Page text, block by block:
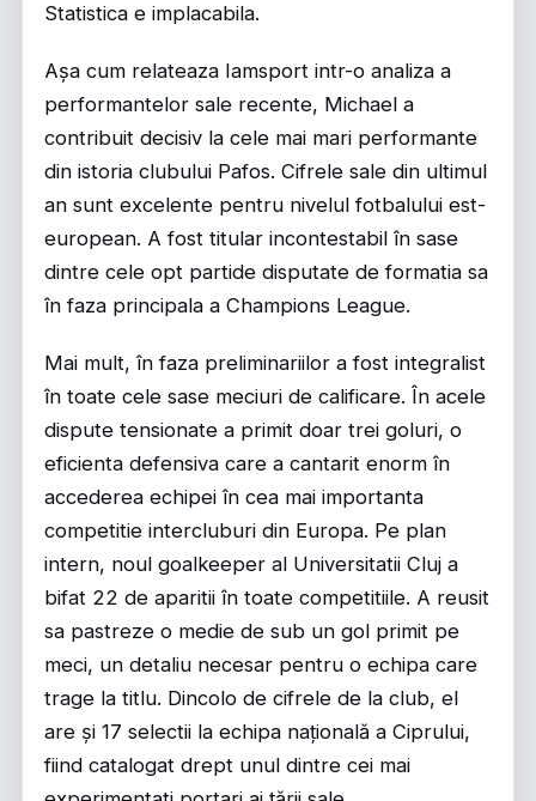
Statistica e implacabila.
Așa cum relateaza Iamsport intr-o analiza a
performantelor sale recente, Michael a
contribuit decisiv la cele mai mari performante
din istoria clubului Pafos. Cifrele sale din ultimul
an sunt excelente pentru nivelul fotbalului est-
european. A fost titular incontestabil în sase
dintre cele opt partide disputate de formatia sa
în faza principala a Champions League.
Mai mult, în faza preliminariilor a fost integralist
în toate cele sase meciuri de calificare. În acele
dispute tensionate a primit doar trei goluri, o
eficienta defensiva care a cantarit enorm în
accederea echipei în cea mai importanta
competitie intercluburi din Europa. Pe plan
intern, noul goalkeeper al Universitatii Cluj a
bifat 22 de aparitii în toate competitiile. A reusit
sa pastreze o medie de sub un gol primit pe
meci, un detaliu necesar pentru o echipa care
trage la titlu. Dincolo de cifrele de la club, el
are și 17 selectii la echipa națională a Ciprului,
fiind catalogat drept unul dintre cei mai